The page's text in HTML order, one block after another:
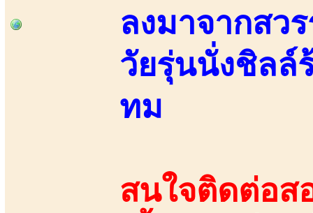
ลงมาจากสว
วัยรุ่นนั่งชิลล์
ทม
สนใจติดต่อส